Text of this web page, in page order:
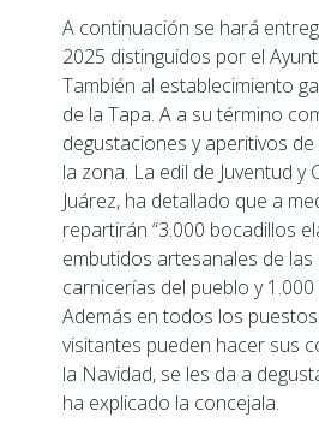
A continuación se hará
2025 distinguidos por el
También al establecimiento
de la Tapa. A a su término
degustaciones y aperitivos
la zona. La edil de Juventud y
Juárez, ha detallado que a
repartirán “3.000 bocadillos
embutidos artesanales de
carnicerías del pueblo y
Además en todos los
visitantes pueden hacer sus
la Navidad, se les da a
ha explicado la concejala.